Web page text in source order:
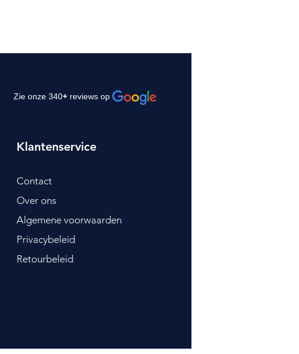
Zie onze 340+ reviews op
Klantenservice
Contact
Over ons
Algemene voorwaarden
Privacybeleid
Retourbeleid